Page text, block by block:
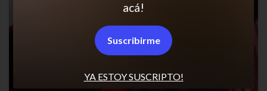
YA ESTOY SUSCRIPTO!
acá!
Suscribirme